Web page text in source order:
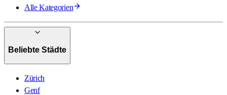
Alle Kategorien
Beliebte Städte
Zürich
Genf